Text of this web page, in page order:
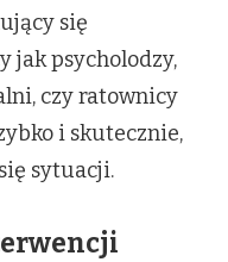
się
jak psycholodzy,
czy ratownicy
i skutecznie,
sytuacji.